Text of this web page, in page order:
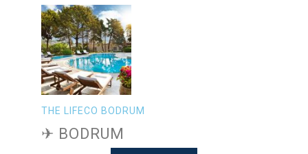
THE LIFECO BODRUM
✈ BODRUM